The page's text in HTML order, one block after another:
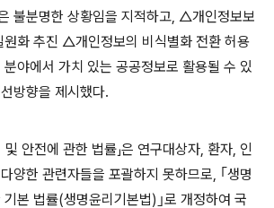
불분명한 상황임을 지적하고, △개인정보보
원화 추진 △개인정보의 비식별화 전환 허용
야에서 가치 있는 공공정보로 활용될 수 있
방향을 제시했다.
및 안전에 관한 법률」은 연구대상자, 환자, 인
양한 관련자들을 포괄하지 못하므로, ｢생명
본 법률(생명윤리기본법)｣로 개정하여 국